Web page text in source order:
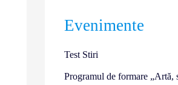
Evenimente
Test Stiri
Programul de formare „Artă,